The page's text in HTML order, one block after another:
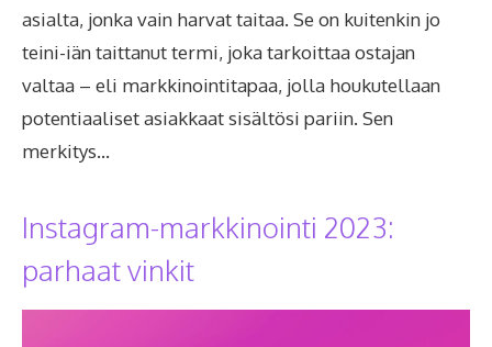
asialta, jonka vain harvat taitaa. Se on kuitenkin jo
teini-iän taittanut termi, joka tarkoittaa ostajan
valtaa – eli markkinointitapaa, jolla houkutellaan
potentiaaliset asiakkaat sisältösi pariin. Sen
merkitys…
Instagram-markkinointi 2023:
parhaat vinkit